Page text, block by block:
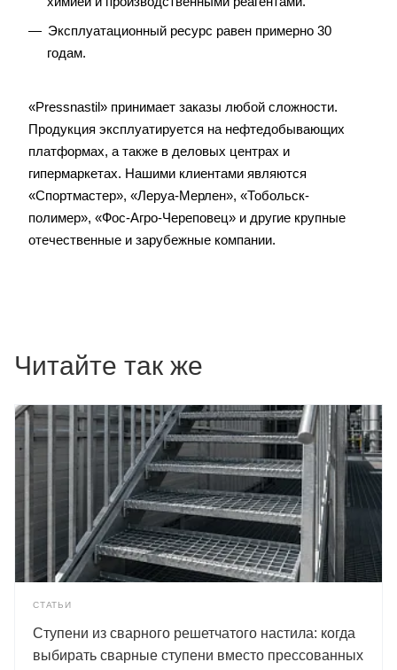
Эксплуатационный ресурс равен примерно 30
годам.
«Pressnastil» принимает заказы любой сложности.
Продукция эксплуатируется на нефтедобывающих
платформах, а также в деловых центрах и
гипермаркетах. Нашими клиентами являются
«Спортмастер», «Леруа-Мерлен», «Тобольск-
полимер», «Фос-Агро-Череповец» и другие крупные
отечественные и зарубежные компании.
Читайте так же
СТАТЬИ
Ступени из сварного решетчатого настила: когда
выбирать сварные ступени вместо прессованных